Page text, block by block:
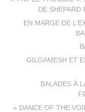
DE SHEPARD
EN MARGE DE
GILGAMESH ET
BALADES À
« DANCE OF THE